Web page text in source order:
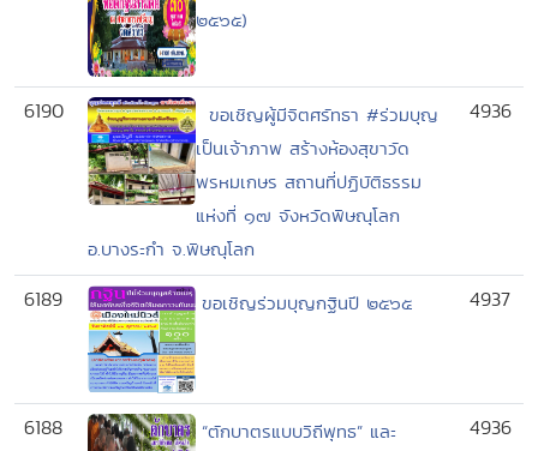
๒๕๖๕)
6190
ขอเชิญผู้มีจิตศรัทธา #ร่วมบุญ
เป็นเจ้าภาพ สร้างห้องสุขาวัด
พรหมเกษร สถานที่ปฏิบัติธรรม
แห่งที่ ๑๗ จังหวัดพิษณุโลก
อ.บางระกำ จ.พิษณุโลก
4936
6189 ขอเชิญร่วมบุญกฐินปี ๒๕๖๕ 4937
6188
“ตักบาตรแบบวิถีพุทธ” และ
4936